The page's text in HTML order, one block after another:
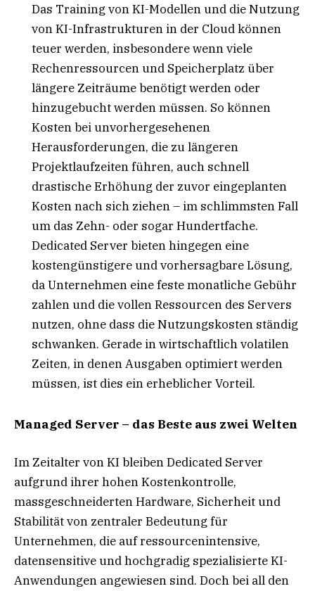
Das Training von KI-Modellen und die Nutzung
von KI-Infrastrukturen in der Cloud können
teuer werden, insbesondere wenn viele
Rechenressourcen und Speicherplatz über
längere Zeiträume benötigt werden oder
hinzugebucht werden müssen. So können
Kosten bei unvorhergesehenen
Herausforderungen, die zu längeren
Projektlaufzeiten führen, auch schnell
drastische Erhöhung der zuvor eingeplanten
Kosten nach sich ziehen – im schlimmsten Fall
um das Zehn- oder sogar Hundertfache.
Dedicated Server bieten hingegen eine
kostengünstigere und vorhersagbare Lösung,
da Unternehmen eine feste monatliche Gebühr
zahlen und die vollen Ressourcen des Servers
nutzen, ohne dass die Nutzungskosten ständig
schwanken. Gerade in wirtschaftlich volatilen
Zeiten, in denen Ausgaben optimiert werden
müssen, ist dies ein erheblicher Vorteil.
Managed Server – das Beste aus zwei Welten
Im Zeitalter von KI bleiben Dedicated Server
aufgrund ihrer hohen Kostenkontrolle,
massgeschneiderten Hardware, Sicherheit und
Stabilität von zentraler Bedeutung für
Unternehmen, die auf ressourcenintensive,
datensensitive und hochgradig spezialisierte KI-
Anwendungen angewiesen sind. Doch bei all den